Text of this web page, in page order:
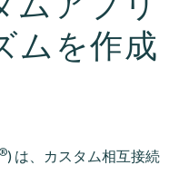
ムを作成
) は、カスタム相互接続